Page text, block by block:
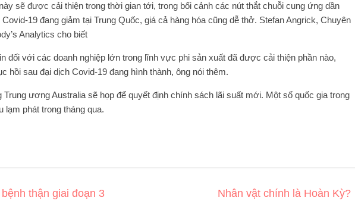
sẽ được cải thiện trong thời gian tới, trong bối cảnh các nút thắt chuỗi cung ứng dần
19 đang giảm tại Trung Quốc, giá cả hàng hóa cũng dễ thở. Stefan Angrick, Chuyên
Analytics cho biết
đối với các doanh nghiệp lớn trong lĩnh vực phi sản xuất đã được cải thiện phần nào,
hồi sau đại dịch Covid-19 đang hình thành, ông nói thêm.
Trung ương Australia sẽ họp để quyết định chính sách lãi suất mới. Một số quốc gia trong
lạm phát trong tháng qua.
thận giai đoạn 3 Nhân vật chính là Hoàn Kỳ?